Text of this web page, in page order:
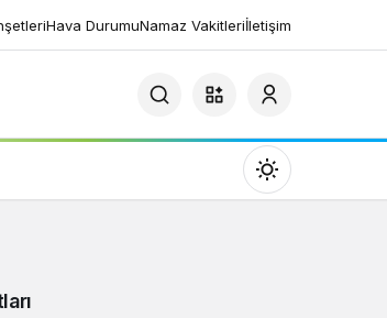
Hava DurumuNamaz Vakitleriİletişim
Mod
değiştir